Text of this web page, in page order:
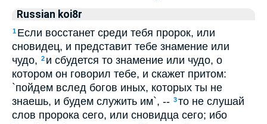
Russian koi8r
1 Если восстанет среди тебя пророк, или
сновидец, и представит тебе знамение или
чудо, 2 и сбудется то знамение или чудо, о
котором он говорил тебе, и скажет притом:
`пойдем вслед богов иных, которых ты не
знаешь, и будем служить им`, -- 3то не слушай
слов пророка сего, или сновидца сего; ибо